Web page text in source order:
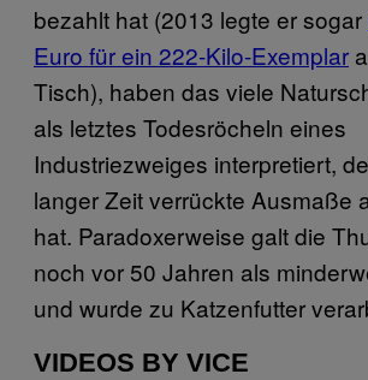
bezahlt hat (2013 legte er sogar
Euro für ein 222-Kilo-Exemplar
Tisch), haben das viele
als letztes Todesröcheln eines
Industriezweiges interpretiert,
langer Zeit verrückte Ausmaße
hat. Paradoxerweise galt die
noch vor 50 Jahren als
und wurde zu Katzenfutter
VIDEOS BY VICE